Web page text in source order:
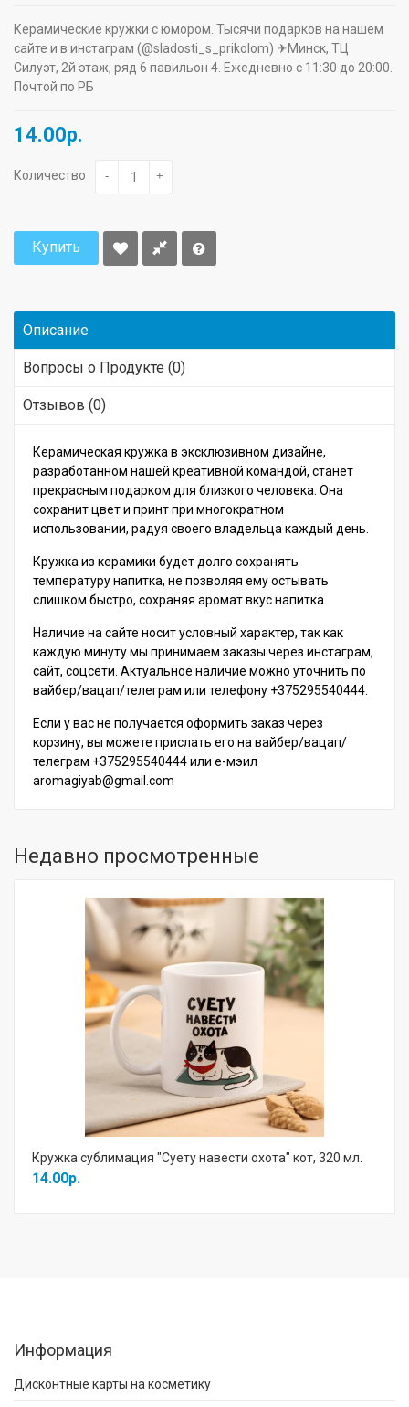
Керамические кружки с юмором. Тысячи подарков на нашем
сайте и в инстаграм (@sladosti_s_prikolom) ✈Минск, ТЦ
Силуэт, 2й этаж, ряд 6 павильон 4. Ежедневно с 11:30 до 20:00.
Почтой по РБ
14.00р.
Количество - +
Купить
Описание
Вопросы о Продукте (0)
Отзывов (0)
Керамическая кружка в эксклюзивном дизайне,
разработанном нашей креативной командой, станет
прекрасным подарком для близкого человека. Она
сохранит цвет и принт при многократном
использовании, радуя своего владельца каждый день.
Кружка из керамики будет долго сохранять
температуру напитка, не позволяя ему остывать
слишком быстро, сохраняя аромат вкус напитка.
Наличие на сайте носит условный характер, так как
каждую минуту мы принимаем заказы через инстаграм,
сайт, соцсети. Актуальное наличие можно уточнить по
вайбер/вацап/телеграм или телефону +375295540444.
Если у вас не получается оформить заказ через
корзину, вы можете прислать его на вайбер/вацап/
телеграм +375295540444 или е-мэил
aromagiyab@gmail.com
Недавно просмотренные
Кружка сублимация "Суету навести охота" кот, 320 мл.
14.00р.
Информация
Дисконтные карты на косметику